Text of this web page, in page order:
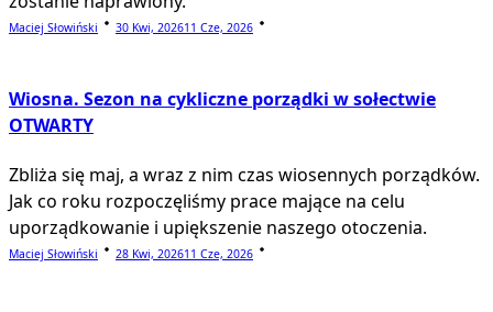
Maciej Słowiński 30 Kwi, 202611 Cze, 2026
Wiosna. Sezon na cykliczne porządki w sołectwie
OTWARTY
Zbliża się maj, a wraz z nim czas wiosennych porządków.
Jak co roku rozpoczęliśmy prace mające na celu
uporządkowanie i upiększenie naszego otoczenia.
Maciej Słowiński 28 Kwi, 202611 Cze, 2026